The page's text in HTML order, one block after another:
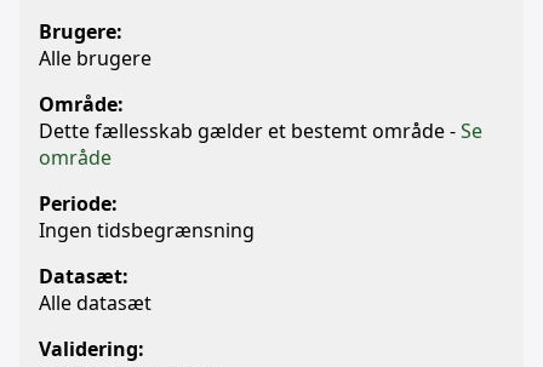
Brugere:
Alle brugere
Område:
Dette fællesskab gælder et bestemt område -Se
område
Periode:
Ingen tidsbegrænsning
Datasæt:
Alle datasæt
Validering: